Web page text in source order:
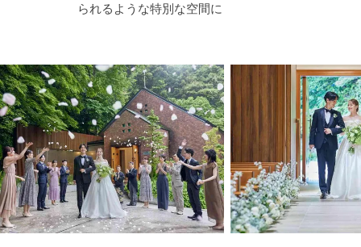
られるような特別な空間に